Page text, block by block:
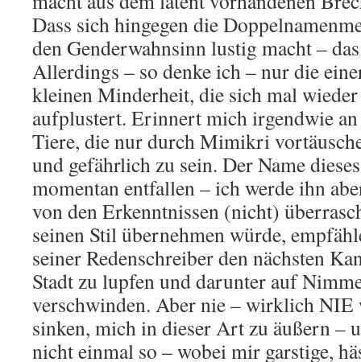
Dass sich hingegen die
den Genderwahnsinn lustig macht –
Allerdings – so denke ich – nur die
kleinen Minderheit, die sich mal
aufplustert. Erinnert mich irgendwie
Tiere, die nur durch Mimikri
und gefährlich zu sein. Der Name
momentan entfallen – ich werde ihn
von den Erkenntnissen (nicht)
seinen Stil übernehmen würde,
seiner Redenschreiber den nächsten
Stadt zu lupfen und darunter auf
verschwinden. Aber nie – wirklich NIE
sinken, mich in dieser Art zu äußern –
nicht einmal so – wobei mir garstige,